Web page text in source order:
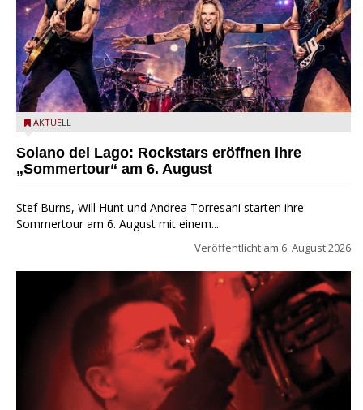
Stef Burns, Will Hunt und Andrea Torresani im Summer Rock
AKTUELL
Soiano del Lago: Rockstars eröffnen ihre
„Sommertour“ am 6. August
Stef Burns, Will Hunt und Andrea Torresani starten ihre
Sommertour am 6. August mit einem...
Veröffentlicht am 6. August 2026